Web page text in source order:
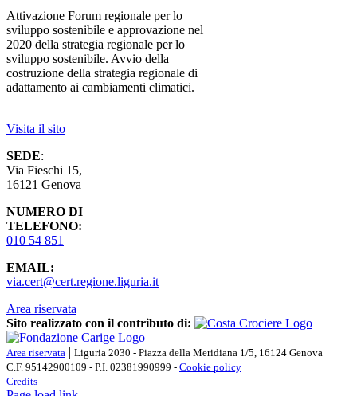
Attivazione Forum regionale per lo
sviluppo sostenibile e approvazione nel
2020 della strategia regionale per lo
sviluppo sostenibile. Avvio della
costruzione della strategia regionale di
adattamento ai cambiamenti climatici.
Visita il sito
SEDE:
Via Fieschi 15,
16121 Genova
NUMERO DI
TELEFONO:
010 54 851
EMAIL:
via.cert@cert.regione.liguria.it
Area riservata
Sito realizzato con il contributo di:
Area riservata | Liguria 2030 - Piazza della Meridiana 1/5, 16124 Genova
C.F. 95142900109 - P.I. 02381990999 - Cookie policy
Credits